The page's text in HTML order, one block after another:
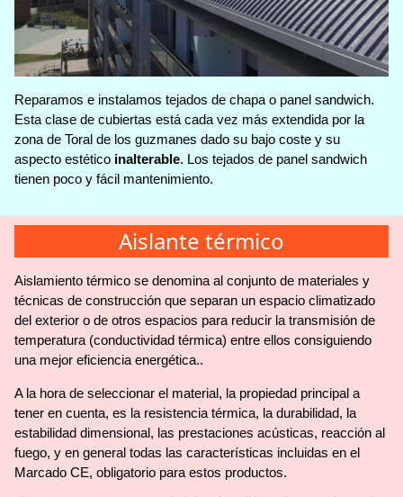
Reparamos e instalamos tejados de chapa o panel sandwich.
Esta clase de cubiertas está cada vez más extendida por la
zona de Toral de los guzmanes dado su bajo coste y su
aspecto estético inalterable. Los tejados de panel sandwich
tienen poco y fácil mantenimiento.
Aislante térmico
Aislamiento térmico se denomina al conjunto de materiales y
técnicas de construcción que separan un espacio climatizado
del exterior o de otros espacios para reducir la transmisión de
temperatura (conductividad térmica) entre ellos consiguiendo
una mejor eficiencia energética..
A la hora de seleccionar el material, la propiedad principal a
tener en cuenta, es la resistencia térmica, la durabilidad, la
estabilidad dimensional, las prestaciones acústicas, reacción al
fuego, y en general todas las características incluidas en el
Marcado CE, obligatorio para estos productos.